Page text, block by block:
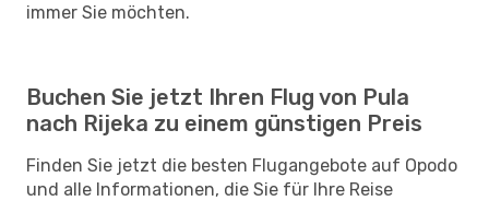
immer Sie möchten.
Buchen Sie jetzt Ihren Flug von Pula
nach Rijeka zu einem günstigen Preis
Finden Sie jetzt die besten Flugangebote auf Opodo
und alle Informationen, die Sie für Ihre Reise